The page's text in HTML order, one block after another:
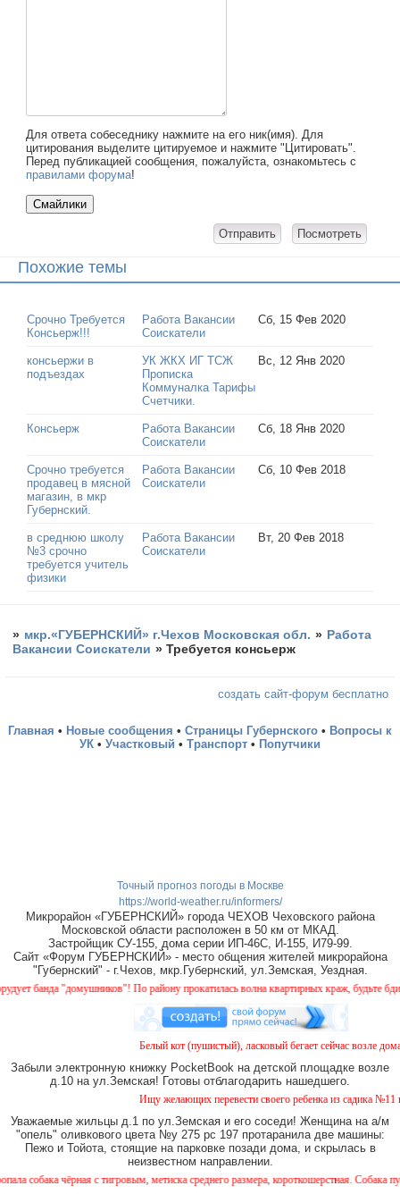
Для ответа собеседнику нажмите на его ник(имя). Для
цитирования выделите цитируемое и нажмите "Цитировать".
Перед публикацией сообщения, пожалуйста, ознакомьтесь с
правилами форума!
Похожие темы
Срочно Требуется
Консьерж!!!
Работа Вакансии
Соискатели
Сб, 15 Фев 2020
консьержи в
подъездах
УК ЖКХ ИГ ТСЖ
Прописка
Коммуналка Тарифы
Счетчики.
Вс, 12 Янв 2020
Консьерж
Работа Вакансии
Соискатели
Сб, 18 Янв 2020
Срочно требуется
продавец в мясной
магазин, в мкр
Губернский.
Работа Вакансии
Соискатели
Сб, 10 Фев 2018
в среднюю школу
№3 срочно
требуется учитель
физики
Работа Вакансии
Соискатели
Вт, 20 Фев 2018
» мкр.«ГУБЕРНСКИЙ» г.Чехов Московская обл. » Работа
Вакансии Соискатели »Требуется консьерж
создать сайт-форум бесплатно
Главная • Новые сообщения • Страницы Губернского • Вопросы к
УК • Участковый • Транспорт • Попутчики
Точный прогноз погоды в Москве
https://world-weather.ru/informers/
Микрорайон «ГУБЕРНСКИЙ» города ЧЕХОВ Чеховского района
Московской области расположен в 50 км от МКАД.
Застройщик СУ-155, дома серии ИП-46С, И-155, И79-99.
Сайт «Форум ГУБЕРНСКИЙ» - место общения жителей микрорайона
"Губернский" - г.Чехов, мкр.Губернский, ул.Земская, Уездная.
банда "домушников"! По району прокатилась волна квартирных краж, будьте
Белый кот (пушистый), ласковый бегает сейчас возле
Забыли электронную книжку PocketBook на детской площадке возле
д.10 на ул.Земская! Готовы отблагодарить нашедшего.
Ищу желающих перевести своего ребенка из садика №11
Уважаемые жильцы д.1 по ул.Земская и его соседи! Женщина на а/м
"опель" оливкового цвета №у 275 рс 197 протаранила две машины:
Пежо и Тойота, стоящие на парковке позади дома, и скрылась в
неизвестном направлении.
чёрная с тигровым, метиска среднего размера, короткошерстная. Собака